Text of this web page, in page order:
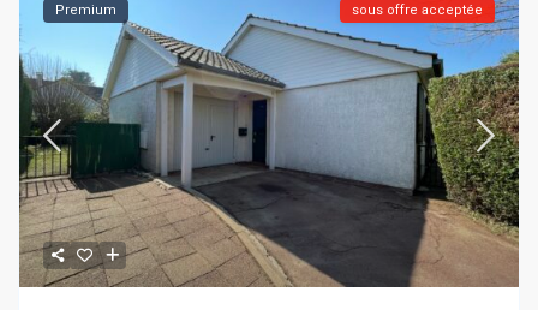
Premium sous offre acceptée